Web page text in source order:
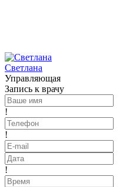
Светлана
Управляющая
Запись к врачу
!
!
!